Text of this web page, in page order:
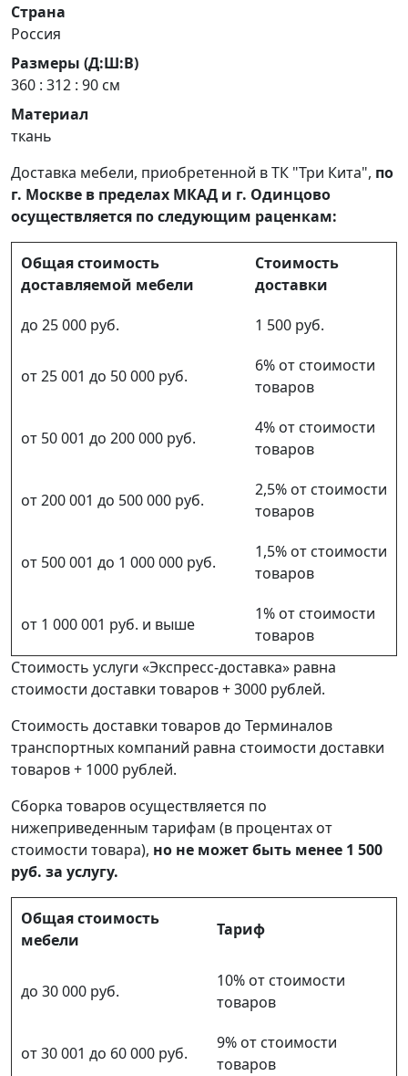
Страна
Россия
Размеры (Д:Ш:В)
360 : 312 : 90 см
Материал
ткань
Доставка мебели, приобретенной в ТК "Три Кита", по
г. Москве в пределах МКАД и г. Одинцово
осуществляется по следующим раценкам:
Общая стоимость
доставляемой мебели
Стоимость
доставки
до 25 000 руб.
1 500 руб.
от 25 001 до 50 000 руб.
6% от стоимости
товаров
от 50 001 до 200 000 руб.
4% от стоимости
товаров
от 200 001 до 500 000 руб.
2,5% от стоимости
товаров
от 500 001 до 1 000 000 руб.
1,5% от стоимости
товаров
от 1 000 001 руб. и выше
1% от стоимости
товаров
Стоимость услуги «Экспресс-доставка» равна
стоимости доставки товаров + 3000 рублей.
Стоимость доставки товаров до Терминалов
транспортных компаний равна стоимости доставки
товаров + 1000 рублей.
Сборка товаров осуществляется по
нижеприведенным тарифам (в процентах от
стоимости товара), но не может быть менее 1 500
руб. за услугу.
Общая стоимость
мебели
Тариф
до 30 000 руб.
10% от стоимости
товаров
от 30 001 до 60 000 руб.
9% от стоимости
товаров